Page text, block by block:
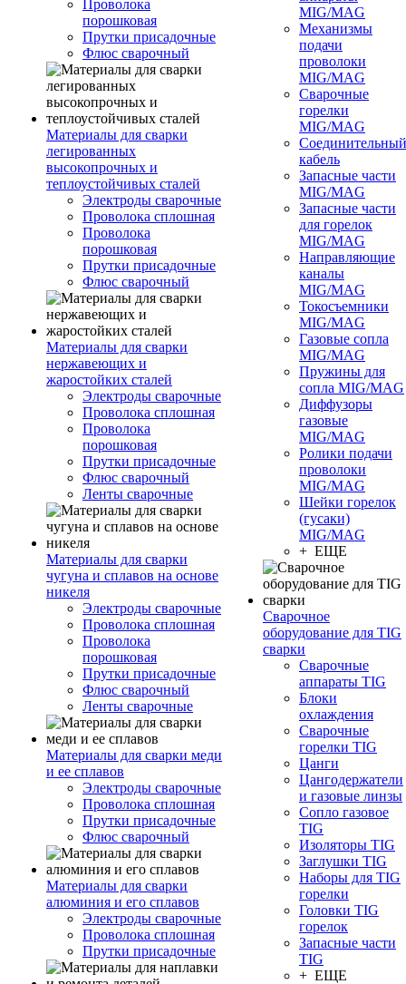
Проволока
порошковая
Прутки присадочные
Флюс сварочный
Материалы для сварки
легированных
высокопрочных и
теплоустойчивых сталей
Электроды сварочные
Проволока сплошная
Проволока
порошковая
Прутки присадочные
Флюс сварочный
Материалы для сварки
нержавеющих и
жаростойких сталей
Электроды сварочные
Проволока сплошная
Проволока
порошковая
Прутки присадочные
Флюс сварочный
Ленты сварочные
Материалы для сварки
чугуна и сплавов на основе
никеля
Электроды сварочные
Проволока сплошная
Проволока
порошковая
Прутки присадочные
Флюс сварочный
Ленты сварочные
Материалы для сварки меди
и ее сплавов
Электроды сварочные
Проволока сплошная
Прутки присадочные
Флюс сварочный
Материалы для сварки
алюминия и его сплавов
Электроды сварочные
Проволока сплошная
Прутки присадочные
MIG/MAG
Механизмы
подачи
проволоки
MIG/MAG
Сварочные
горелки
MIG/MAG
Соединительный
кабель
Запасные части
MIG/MAG
Запасные части
для горелок
MIG/MAG
Направляющие
каналы
MIG/MAG
Токосъемники
MIG/MAG
Газовые сопла
MIG/MAG
Пружины для
сопла MIG/MAG
Диффузоры
газовые
MIG/MAG
Ролики подачи
проволоки
MIG/MAG
Шейки горелок
(гусаки)
MIG/MAG
+ ЕЩЕ
Сварочное
оборудование для TIG
сварки
Сварочные
аппараты TIG
Блоки
охлаждения
Сварочные
горелки TIG
Цанги
Цангодержатели
и газовые линзы
Сопло газовое
TIG
Изоляторы TIG
Заглушки TIG
Наборы для TIG
горелки
Головки TIG
горелок
Запасные части
TIG
+ ЕЩЕ